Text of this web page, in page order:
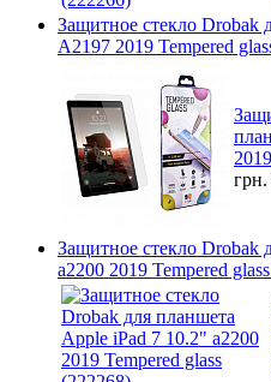
Защитное стекло Drobak
A2197 2019 Tempered
грн.
Защитное стекло Drobak
a2200 2019 Tempered